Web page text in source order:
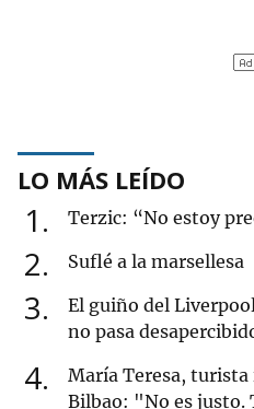
LO MÁS LEÍDO
1 Terzic: “No estoy
2 Suflé a la marsellesa
3
El guiño del
no pasa
4
María Teresa,
Bilbao: "No es justo.